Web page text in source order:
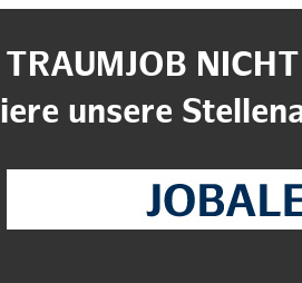
TRAUMJOB
unsere